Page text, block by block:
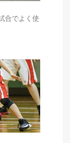
合でよく使